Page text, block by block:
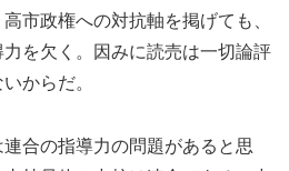
市政権への対抗軸を掲げても、
を欠く。因みに読売は一切論評
からだ。
合の指導力の問題があると思